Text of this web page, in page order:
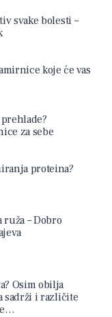
svake bolesti –
koje će vas
za sebe
proteina?
– Dobro
Osim obilja
i različite